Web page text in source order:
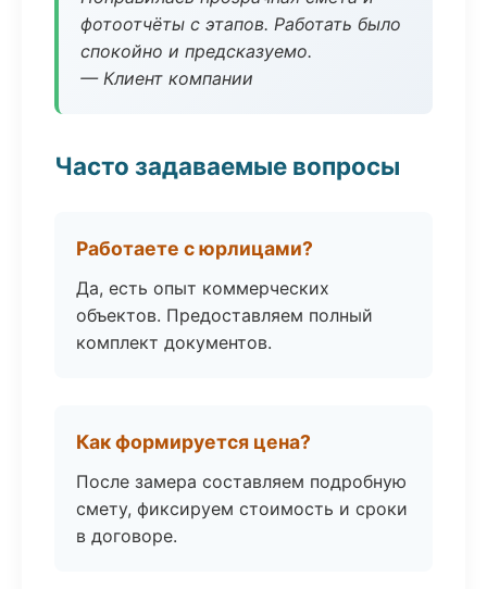
фотоотчёты с этапов. Работать было
спокойно и предсказуемо.
— Клиент компании
Часто задаваемые вопросы
Работаете с юрлицами?
Да, есть опыт коммерческих
объектов. Предоставляем полный
комплект документов.
Как формируется цена?
После замера составляем подробную
смету, фиксируем стоимость и сроки
в договоре.